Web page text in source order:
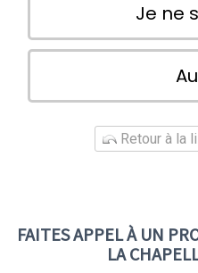
Je ne
Retour à la
FAITES APPEL À UN
LA